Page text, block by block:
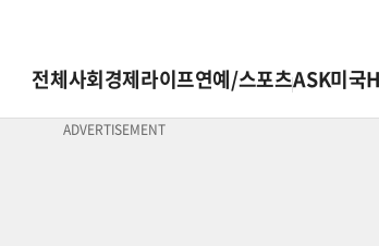
전체사회경제라이프연예/스포츠ASK미국